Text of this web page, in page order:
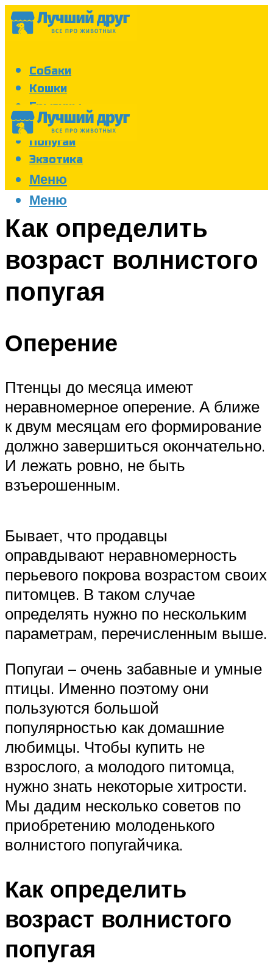
Собаки
Кошки
Грызуны
Аквариум
Попугаи
Экзотика
Меню
Меню
Как определить
возраст волнистого
попугая
Оперение
Птенцы до месяца имеют
неравномерное оперение. А ближе
к двум месяцам его формирование
должно завершиться окончательно.
И лежать ровно, не быть
взъерошенным.
Бывает, что продавцы
оправдывают неравномерность
перьевого покрова возрастом своих
питомцев. В таком случае
определять нужно по нескольким
параметрам, перечисленным выше.
Попугаи – очень забавные и умные
птицы. Именно поэтому они
пользуются большой
популярностью как домашние
любимцы. Чтобы купить не
взрослого, а молодого питомца,
нужно знать некоторые хитрости.
Мы дадим несколько советов по
приобретению молоденького
волнистого попугайчика.
Как определить
возраст волнистого
попугая